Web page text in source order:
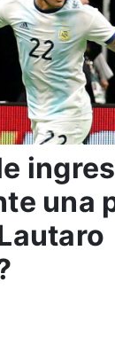
una